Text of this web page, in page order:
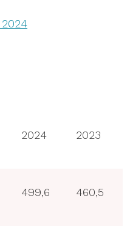
2024 2023
499,6 460,5